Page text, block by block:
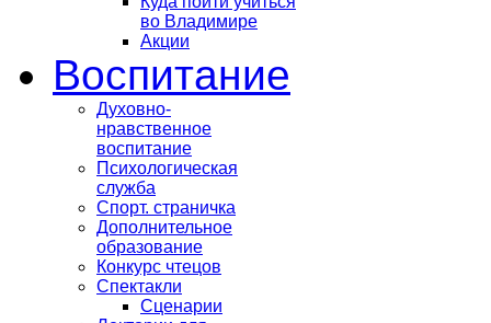
во Владимире
Акции
Воспитание
Духовно-
нравственное
воспитание
Психологическая
служба
Спорт. страничка
Дополнительное
образование
Конкурс чтецов
Спектакли
Сценарии